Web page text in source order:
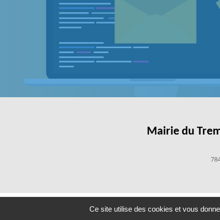
Mairie du
Mentions
Ce site utilise des cookies et vous